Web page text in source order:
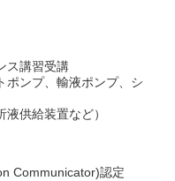
ス講習受講
ポンプ、輸液ポンプ、シ
供給装置など）
Communicator)認定